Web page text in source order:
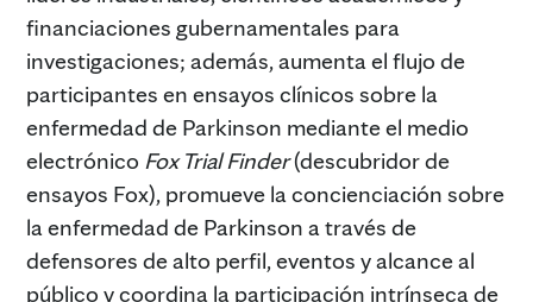
financiaciones gubernamentales para
investigaciones; además, aumenta el flujo de
participantes en ensayos clínicos sobre la
enfermedad de Parkinson mediante el medio
electrónico Fox Trial Finder(descubridor de
ensayos Fox), promueve la concienciación sobre
la enfermedad de Parkinson a través de
defensores de alto perfil, eventos y alcance al
público y coordina la participación intrínseca de